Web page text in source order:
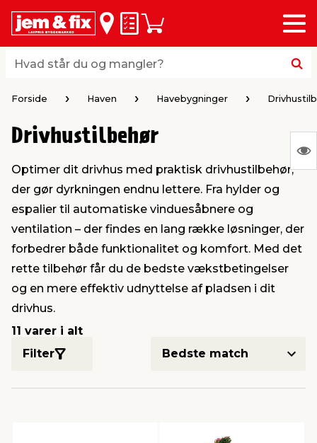
Hvad står du og mangler?
Hvad står du og mangler?
Huskeseddel
Indkøbskurv
Menu
loft & vægge
vinduer
brædder
& varme
& ophæng
& opbevaring
& persienner
& sikkerhed
& armatur
& ventilation
kloak
fittings
Home
& kemikalier
& fugemasse
af værktøj
maskiner
spande
underholdning
udendørs spa
Forside Haven Havebygninger
Drivhustilbehør
Optimer dit drivhus med praktisk drivhustilbehør,
der gør dyrkningen endnu lettere. Fra hylder og
espalier til automatiske vinduesåbnere og
ventilation – der findes en lang række løsninger, der
forbedrer både funktionalitet og komfort. Med det
rette tilbehør får du de bedste vækstbetingelser
og en mere effektiv udnyttelse af pladsen i dit
drivhus.
11 varer i alt
Filter